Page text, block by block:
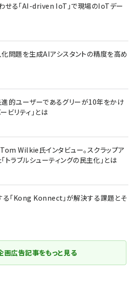
せる「AI-driven IoT」で現場のIoTデー
化問題を生成AIアシスタントの精度を高め
的ユーザーであるグリーが10年をかけ
ビリティ」とは
Wilkie氏インタビュー。スクラップア
トラブルシューティングの民主化」とは
る「Kong Konnect」が解決する課題とそ
画広告記事をもっと見る